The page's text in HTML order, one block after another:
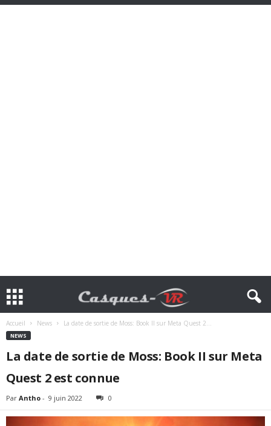
Accueil News La date de sortie de Moss: Book II sur Meta Quest 2...
NEWS
La date de sortie de Moss: Book II sur Meta
Quest 2 est connue
Par Antho - 9 juin 2022 0